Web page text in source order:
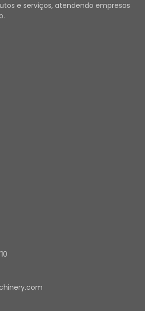
e serviços, atendendo empresas